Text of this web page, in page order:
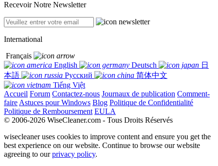
Recevoir Notre Newsletter
International
Français
English
Deutsch
日
本語
Русский
简体中文
Tiếng Việt
Accueil Forum Contactez-nous Journaux de publication Comment-
faire Astuces pour Windows Blog Politique de Confidentialité
Politique de Remboursement EULA
© 2006-2026 WiseCleaner.com - Tous Droits Réservés
wisecleaner uses cookies to improve content and ensure you get the
best experience on our website. Continue to browse our website
agreeing to ourprivacy policy.